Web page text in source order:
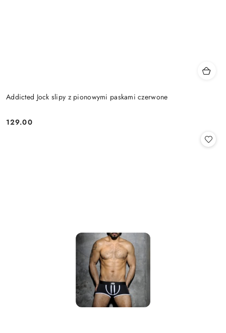
Addicted Jock slipy z pionowymi paskami czerwone
Cena:
129.00